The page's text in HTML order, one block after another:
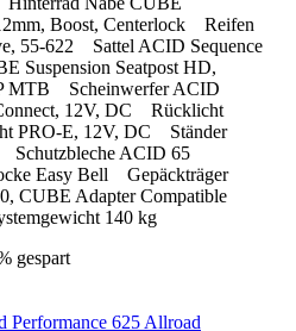
Boost, Centerlock Reifen
55-622 Sattel ACID Sequence
Suspension Seatpost HD,
MTB Scheinwerfer ACID
12V, DC Rücklicht
PRO-E, 12V, DC Ständer
ACID 65
Easy Bell Gepäckträger
CUBE Adapter Compatible
140 kg
gespart